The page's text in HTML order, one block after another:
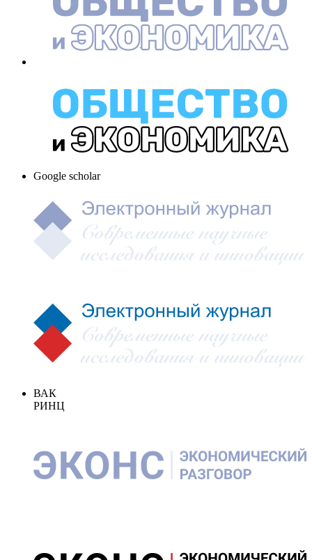
Google scholar
ВАК
РИНЦ